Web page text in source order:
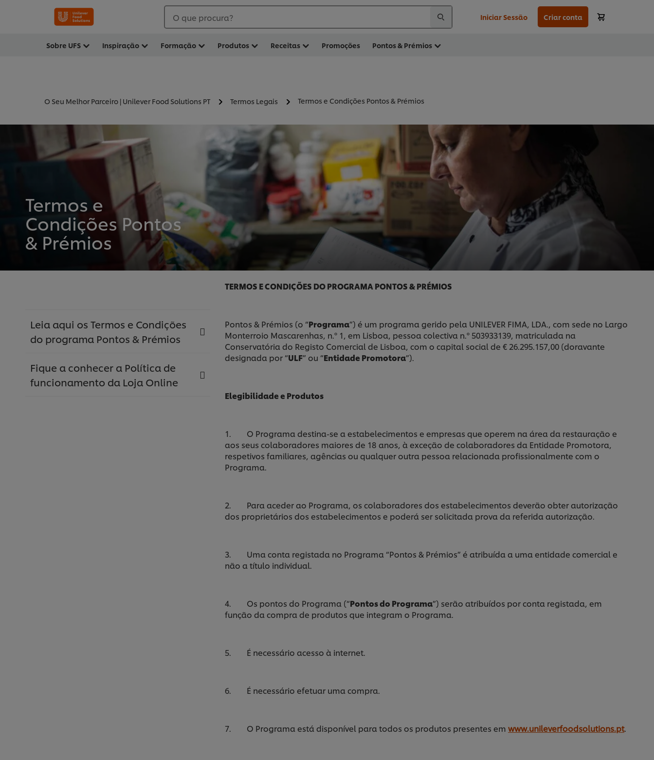
O que procura? Iniciar Sessão Criar conta
Sobre UFS Inspiração Formação Produtos Receitas Promoções Pontos & Prémios
O Seu Melhor Parceiro | Unilever Food Solutions PT Termos Legais Termos e Condições Pontos & Prémios
Termos e
Condições Pontos
& Prémios
TERMOS E CONDIÇÕES DO PROGRAMA PONTOS & PRÉMIOS
Pontos & Prémios (o “Programa”) é um programa gerido pela UNILEVER FIMA, LDA., com sede no Largo
Monterroio Mascarenhas, n.º 1, em Lisboa, pessoa colectiva n.º 503933139, matriculada na
Conservatória do Registo Comercial de Lisboa, com o capital social de € 26.295.157,00 (doravante
designada por “ULF” ou “Entidade Promotora”).
Elegibilidade e Produtos
1. O Programa destina-se a estabelecimentos e empresas que operem na área da restauração e
aos seus colaboradores maiores de 18 anos, à exceção de colaboradores da Entidade Promotora,
respetivos familiares, agências ou qualquer outra pessoa relacionada profissionalmente com o
Programa.
2. Para aceder ao Programa, os colaboradores dos estabelecimentos deverão obter autorização
dos proprietários dos estabelecimentos e poderá ser solicitada prova da referida autorização.
3. Uma conta registada no Programa “Pontos & Prémios” é atribuída a uma entidade comercial e
não a título individual.
4. Os pontos do Programa (“Pontos do Programa”) serão atribuídos por conta registada, em
função da compra de produtos que integram o Programa.
5. É necessário acesso à internet.
6. É necessário efetuar uma compra.
7. O Programa está disponível para todos os produtos presentes em www.unileverfoodsolutions.pt.
Leia aqui os Termos e Condições
do programa Pontos & Prémios
Fique a conhecer a Política de
funcionamento da Loja Online